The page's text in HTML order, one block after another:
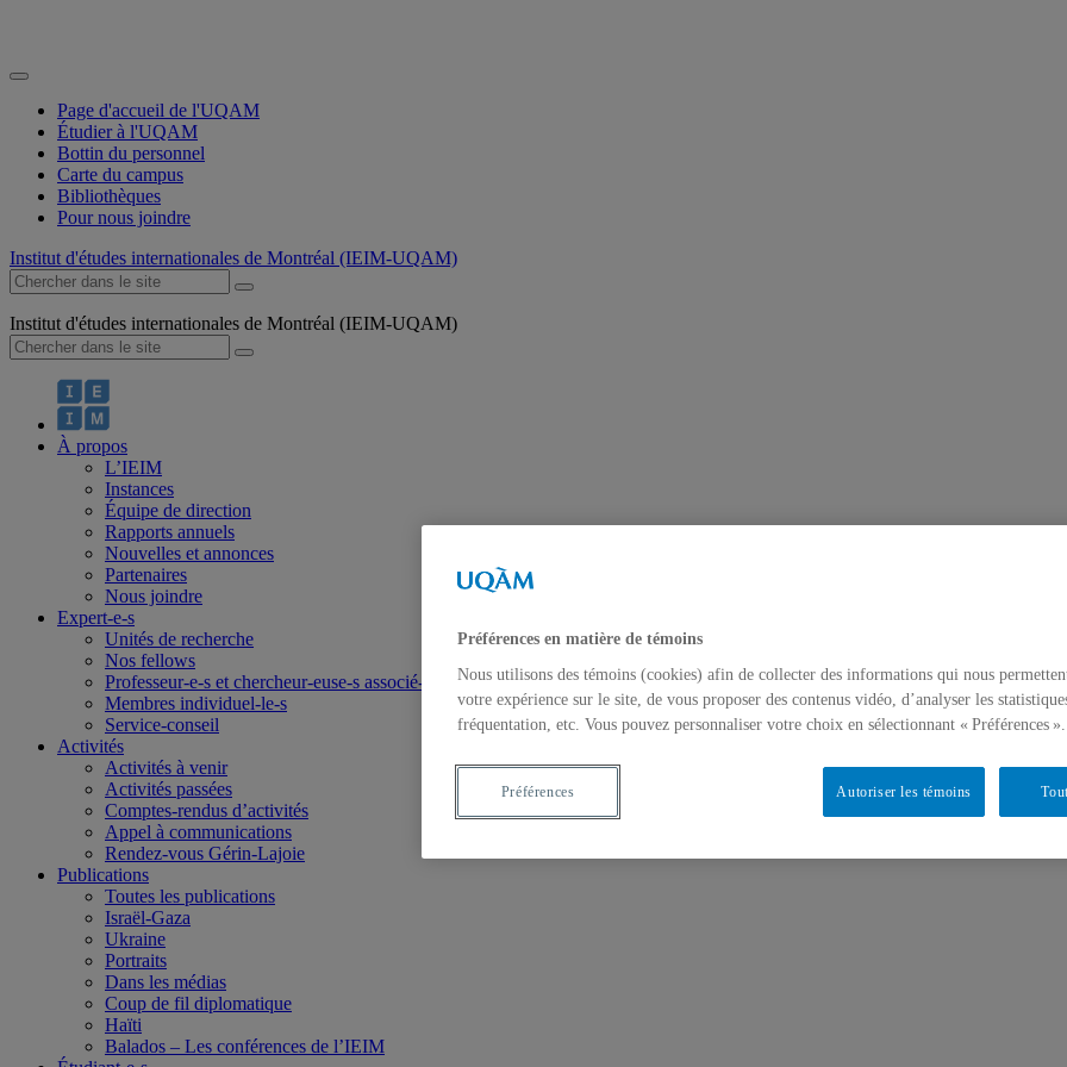
Page d'accueil de l'UQAM
Étudier à l'UQAM
Bottin du personnel
Carte du campus
Bibliothèques
Pour nous joindre
Institut d'études internationales de Montréal (IEIM-UQAM)
Institut d'études internationales de Montréal (IEIM-UQAM)
À propos
L’IEIM
Instances
Équipe de direction
Rapports annuels
Nouvelles et annonces
Partenaires
Nous joindre
Expert-e-s
Unités de recherche
Nos fellows
Professeur-e-s et chercheur-euse-s associé-e-s
Membres individuel-le-s
Service-conseil
Activités
Activités à venir
Activités passées
Comptes-rendus d’activités
Appel à communications
Rendez-vous Gérin-Lajoie
Publications
Toutes les publications
Israël-Gaza
Ukraine
Portraits
Dans les médias
Coup de fil diplomatique
Haïti
Balados – Les conférences de l’IEIM
Préférences en matière de témoins
Nous utilisons des témoins (cookies) afin de collecter des informations qui nous
votre expérience sur le site, de vous proposer des contenus vidéo, d’analyser les
fréquentation, etc. Vous pouvez personnaliser votre choix en sélectionnant « Préférences ».
Autoriser les témoins
Préférences